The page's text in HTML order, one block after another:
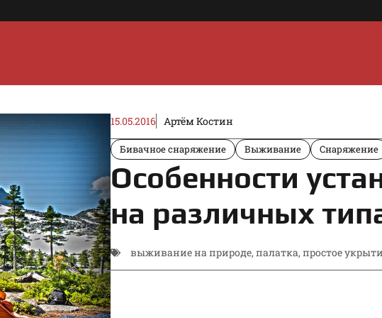
15.05.2016 Артём Костин
Бивачное снаряжение Выживание Снаряжение
Особенности
на различных
выживание на природе,палатка,простое